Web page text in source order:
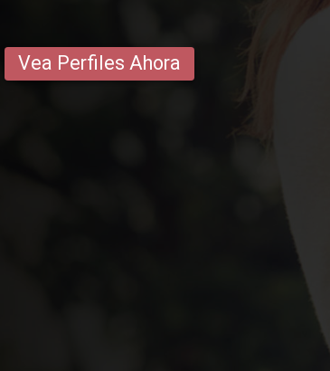
Vea Perfiles Ahora